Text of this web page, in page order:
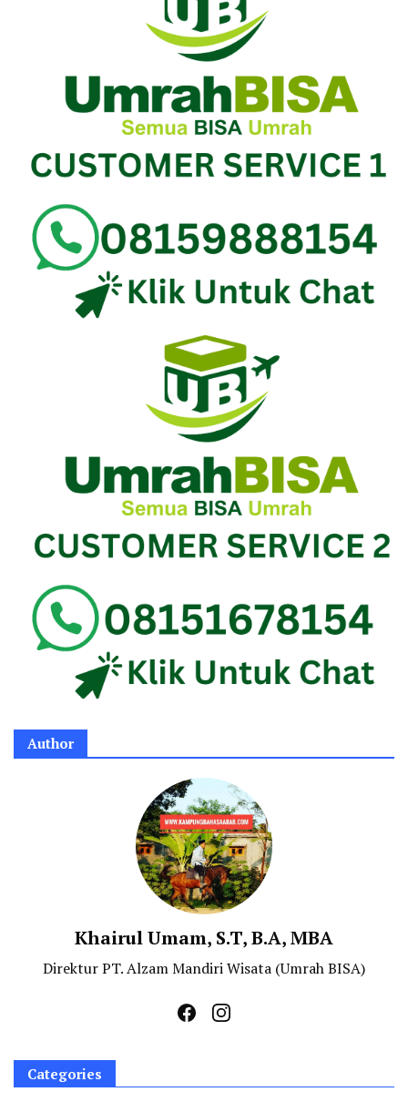
Author
Khairul Umam, S.T, B.A, MBA
Direktur PT. Alzam Mandiri Wisata (Umrah BISA)
Categories